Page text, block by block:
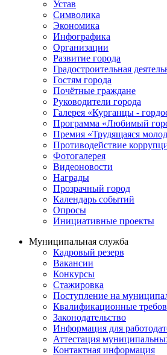
Устав
Символика
Экономика
Инфографика
Организации
Развитие города
Градостроительная
Гостям города
Почётные граждане
Руководители города
Галерея «Курганцы -
Программа «Любимый
Премия «Трудящаяся
Противодействие
Фотогалерея
Видеоновости
Награды
Прозрачный город
Календарь событий
Опросы
Инициативные проекты
Муниципальная служба
Кадровый резерв
Вакансии
Конкурсы
Стажировка
Поступление на
Квалификационные
Законодательство
Информация для
Аттестация
Контактная информация